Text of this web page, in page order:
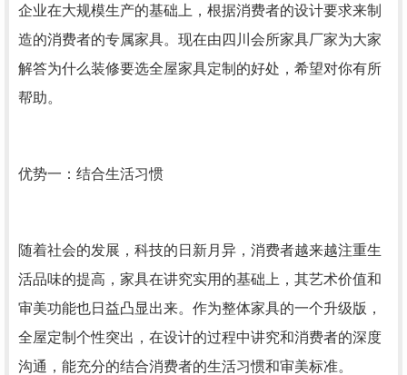
企业在大规模生产的基础上，根据消费者的设计要求来制
造的消费者的专属家具。现在由 四川会所家具厂家为大家
解答为什么装修要选全屋家具定制的好处，希望对你有所
帮助。
优势一：结合生活习惯
随着社会的发展，科技的日新月异，消费者越来越注重生
活品味的提高，家具在讲究实用的基础上，其艺术价值和
审美功能也日益凸显出来。作为整体家具的一个升级版，
全屋定制个性突出，在设计的过程中讲究和消费者的深度
沟通，能充分的结合消费者的生活习惯和审美标准。